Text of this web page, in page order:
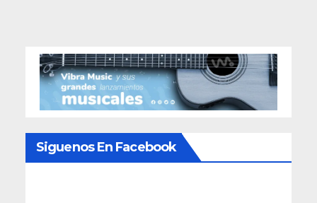
Siguenos En Facebook